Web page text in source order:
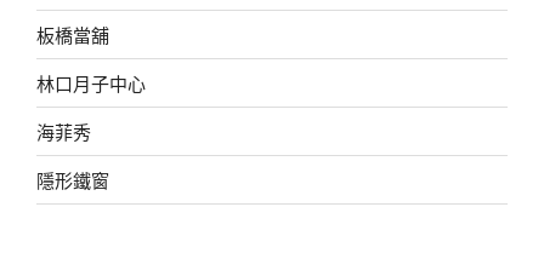
板橋當舖
林口月子中心
海菲秀
隱形鐵窗